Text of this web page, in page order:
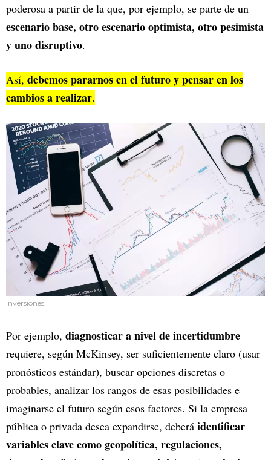
poderosa a partir de la que, por ejemplo, se parte de un
escenario base, otro escenario optimista, otro pesimista
y uno disruptivo.
Así, debemos pararnos en el futuro y pensar en los
cambios a realizar.
Inversiones.
Por ejemplo, diagnosticar a nivel de incertidumbre
requiere, según McKinsey, ser suficientemente claro (usar
pronósticos estándar), buscar opciones discretas o
probables, analizar los rangos de esas posibilidades e
imaginarse el futuro según esos factores. Si la empresa
pública o privada desea expandirse, deberá identificar
variables clave como geopolítica, regulaciones,